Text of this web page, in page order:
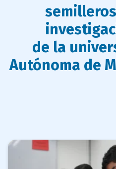
bloque
titulo
de la
Autónoma de